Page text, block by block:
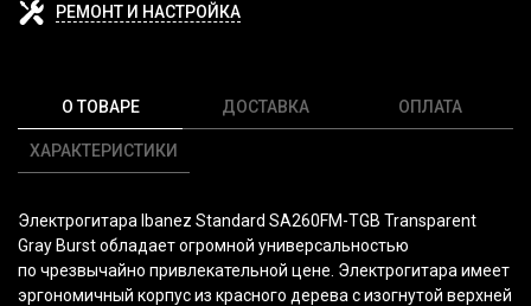
РЕМОНТ И НАСТРОЙКА
О ТОВАРЕ
ХАРАКТЕРИСТИКИ
ДОСТАВКА ОПЛАТА
Электрогитара Ibanez Standard SA260FM-TGB Transparent
Gray Burst обладает огромной универсальностью
по чрезвычайно привлекательной цене. Электрогитара имеет
эргономичный корпус из красного дерева с изогнутой верхней